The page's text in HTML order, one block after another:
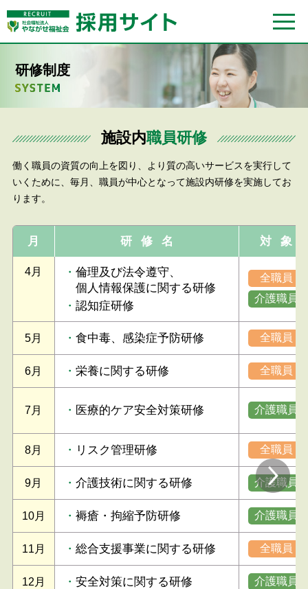
研修制度
施設内職員研修
働く職員の資質の向上を図り、より質の高いサービスを実行して
いくために、 毎月、職員が中心となって施設内研修を実施してお
ります。
月 研修名 対象
4月
倫理及び法令遵守、
個人情報保護に関する研修
認知症研修
全職員
介護職員
5月 食中毒、感染症予防研修 全職員
6月 栄養に関する研修 全職員
7月 医療的ケア安全対策研修 介護職員
8月 リスク管理研修 全職員
9月 介護技術に関する研修 介護職員
10月 褥瘡・拘縮予防研修 介護職員
11月 総合支援事業に関する研修 全職員
12月 安全対策に関する研修 介護職員